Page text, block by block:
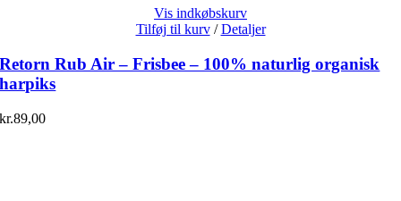
Vis indkøbskurv
Tilføj til kurv / Detaljer
Retorn Rub Air – Frisbee – 100% naturlig organisk
harpiks
kr.89,00